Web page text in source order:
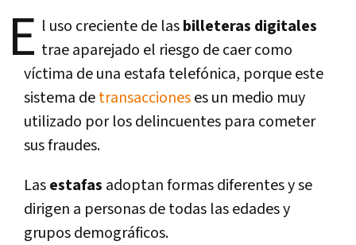
E l uso creciente de lasbilleteras digitales
trae aparejado el riesgo de caer como
víctima de una estafa telefónica, porque este
sistema detransaccioneses un medio muy
utilizado por los delincuentes para cometer
sus fraudes.
Lasestafas adoptan formas diferentes y se
dirigen a personas de todas las edades y
grupos demográficos.